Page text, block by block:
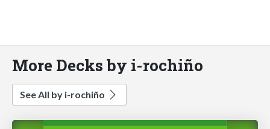
More Decks by i-rochiño
See All by i-rochiño